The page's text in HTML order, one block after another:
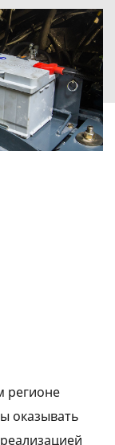
регионе
оказывать